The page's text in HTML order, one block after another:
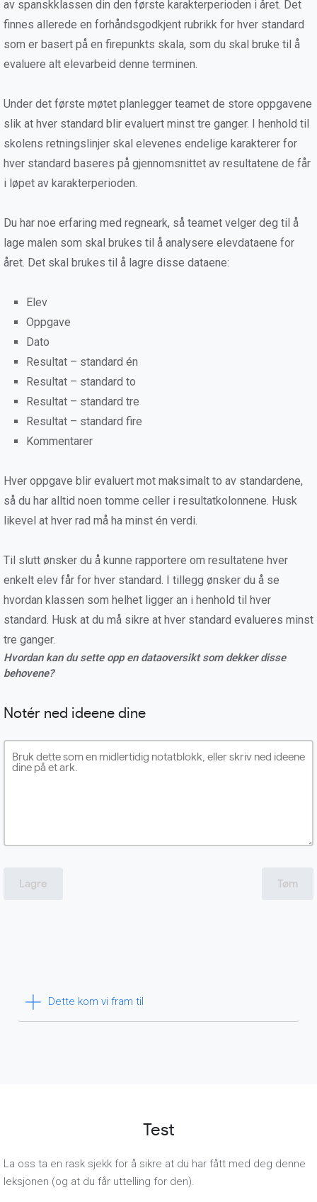
av spanskklassen din den første karakterperioden i året. Det
finnes allerede en forhåndsgodkjent rubrikk for hver standard
som er basert på en firepunkts skala, som du skal bruke til å
evaluere alt elevarbeid denne terminen.
Under det første møtet planlegger teamet de store oppgavene
slik at hver standard blir evaluert minst tre ganger. I henhold til
skolens retningslinjer skal elevenes endelige karakterer for
hver standard baseres på gjennomsnittet av resultatene de får
i løpet av karakterperioden.
Du har noe erfaring med regneark, så teamet velger deg til å
lage malen som skal brukes til å analysere elevdataene for
året. Det skal brukes til å lagre disse dataene:
Elev
Oppgave
Dato
Resultat – standard én
Resultat – standard to
Resultat – standard tre
Resultat – standard fire
Kommentarer
Hver oppgave blir evaluert mot maksimalt to av standardene,
så du har alltid noen tomme celler i resultatkolonnene. Husk
likevel at hver rad må ha minst én verdi.
Til slutt ønsker du å kunne rapportere om resultatene hver
enkelt elev får for hver standard. I tillegg ønsker du å se
hvordan klassen som helhet ligger an i henhold til hver
standard. Husk at du må sikre at hver standard evalueres minst
tre ganger.
Hvordan kan du sette opp en dataoversikt som dekker disse
behovene?
Notér ned ideene dine
Lagre Tøm
Dette kom vi fram til
Test
La oss ta en rask sjekk for å sikre at du har fått med deg denne
leksjonen (og at du får uttelling for den).